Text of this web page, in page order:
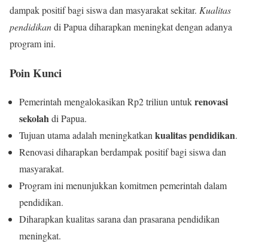
dampak positif bagi siswa dan masyarakat sekitar. Kualitas
pendidikandi Papua diharapkan meningkat dengan adanya
program ini.
Poin Kunci
Pemerintah mengalokasikan Rp2 triliun untukrenovasi
sekolahdi Papua.
Tujuan utama adalah meningkatkankualitas pendidikan.
Renovasi diharapkan berdampak positif bagi siswa dan
masyarakat.
Program ini menunjukkan komitmen pemerintah dalam
pendidikan.
Diharapkan kualitas sarana dan prasarana pendidikan
meningkat.